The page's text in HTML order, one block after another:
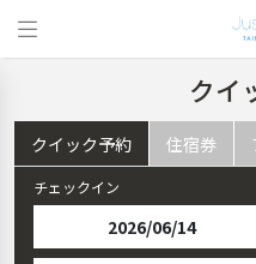
クイ
クイック予約 住宿券
チェックイン